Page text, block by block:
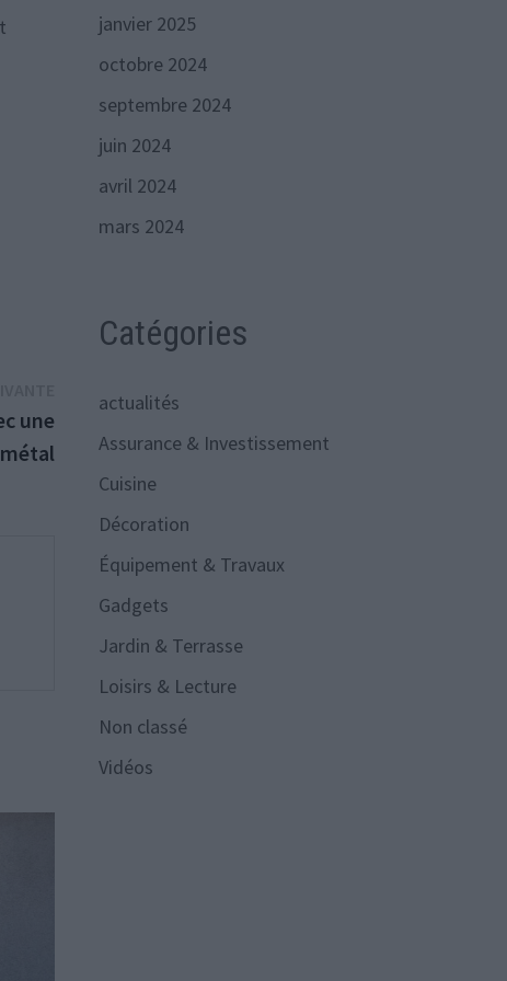
suivante :
une
janvier 2025
octobre 2024
septembre 2024
juin 2024
avril 2024
mars 2024
Catégories
actualités
Assurance & Investissement
Cuisine
Décoration
Équipement & Travaux
Gadgets
Jardin & Terrasse
Loisirs & Lecture
Non classé
Vidéos